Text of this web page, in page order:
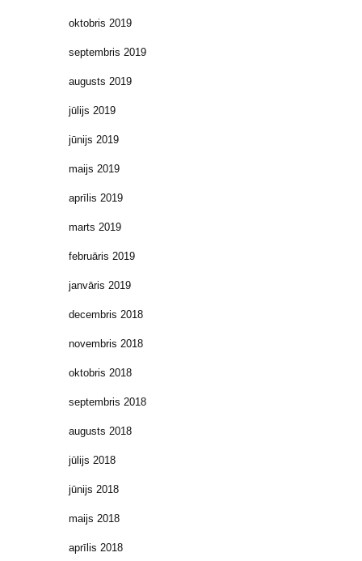
oktobris 2019
septembris 2019
augusts 2019
jūlijs 2019
jūnijs 2019
maijs 2019
aprīlis 2019
marts 2019
februāris 2019
janvāris 2019
decembris 2018
novembris 2018
oktobris 2018
septembris 2018
augusts 2018
jūlijs 2018
jūnijs 2018
maijs 2018
aprīlis 2018